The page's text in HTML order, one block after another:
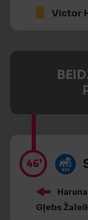
Victor
46’
Gļebs